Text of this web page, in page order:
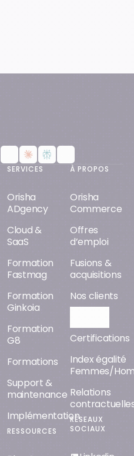
SERVICES
Orisha
ADgency
Cloud &
SaaS
Formation
Fastmag
Formation
Ginkoia
Formation
G8
Formations
Support &
maintenance
Implémentation
RESSOURCES
À PROPOS
Orisha
Commerce
Offres
d’emploi
Fusions &
acquisitions
Nos clients
Certifications
Index égalité
Femmes/
Relations
RÉSEAUX
SOCIAUX